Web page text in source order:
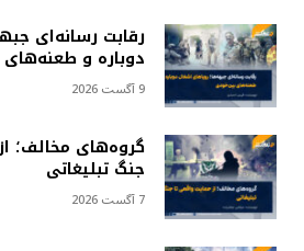
رقابت رسانه‌ای
دوباره و
9 آگست 2026
گروه‌های مخالف؛
جنگ تبلیغاتی
7 آگست 2026